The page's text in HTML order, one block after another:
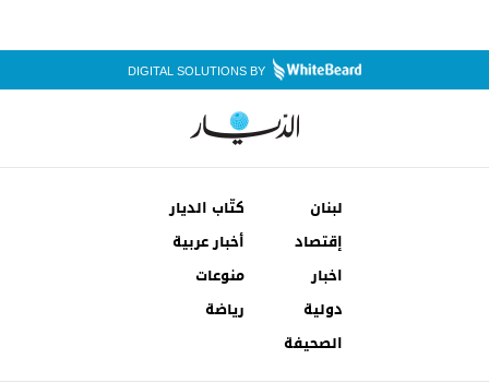
DIGITAL SOLUTIONS BY
لبنان
كتّاب الديار
إقتصاد
أخبار عربية
اخبار
دولية
منوعات
رياضة
الصحيفة